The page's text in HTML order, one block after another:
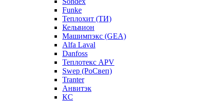
Funke
Теплохит (ТИ)
Кельвион
Машимпэкс (GEA)
Alfa Laval
Danfoss
Теплотекс APV
Swep (РоСвеп)
Tranter
Анвитэк
КС